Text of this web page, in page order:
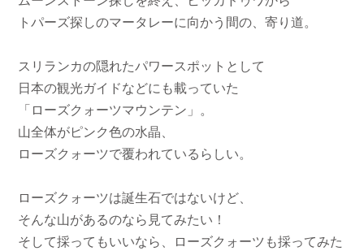
トパーズ探しのマータレーに向かう間の、寄り道。
スリランカの隠れたパワースポットとして
日本の観光ガイドなどにも載っていた
「ローズクォーツマウンテン」。
山全体がピンク色の水晶、
ローズクォーツで覆われているらしい。
ローズクォーツは誕生石ではないけど、
そんな山があるのなら見てみたい！
そして採ってもいいなら、ローズクォーツも採ってみた